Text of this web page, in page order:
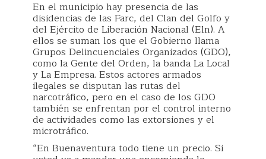
En el municipio hay presencia de las
disidencias de las Farc, del Clan del Golfo y
del Ejército de Liberación Nacional (Eln). A
ellos se suman los que el Gobierno llama
Grupos Delincuenciales Organizados (GDO),
como la Gente del Orden, la banda La Local
y La Empresa. Estos actores armados
ilegales se disputan las rutas del
narcotráfico, pero en el caso de los GDO
también se enfrentan por el control interno
de actividades como las extorsiones y el
microtráfico.
“En Buenaventura todo tiene un precio. Si